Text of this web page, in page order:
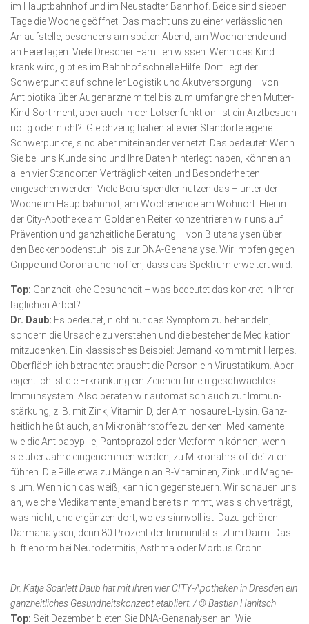
im Hauptbahnhof und im Neustädter Bahnhof. Beide sind sieben
Tage die Woche geöffnet. Das macht uns zu einer verlässlichen
Anlaufstelle, besonders am späten Abend, am Wochenende und
an Feiertagen. Viele Dresdner Familien wissen: Wenn das Kind
krank wird, gibt es im Bahnhof schnelle Hilfe. Dort liegt der
Schwerpunkt auf schneller Logistik und Akutversorgung – von
Antibiotika über Augenarzneimittel bis zum umfangreichen Mutter-
Kind-Sortiment, aber auch in der Lotsen­funktion: Ist ein Arzt­besuch
nötig oder nicht?! Gleichzeitig haben alle vier Standorte eigene
Schwerpunkte, sind aber miteinander vernetzt. Das bedeutet: Wenn
Sie bei uns Kunde sind und Ihre Daten hinterlegt haben, können an
allen vier Stand­orten Verträglich­keiten und Besonderheiten
eingesehen werden. Viele Berufspendler nutzen das – unter der
Woche im Haupt­bahnhof, am Wochen­ende am Wohnort. Hier in
der City-Apotheke am Goldenen Reiter konzentrieren wir uns auf
Präven­tion und ganzheitliche Beratung – von Blutanalysen über
den Becken­boden­­stuhl bis zur DNA-Genana­lyse. Wir impfen gegen
Grippe und Corona und hoffen, dass das Spektrum erweitert wird.
Top: Ganzheitliche Gesundheit – was bedeutet das konkret in Ihrer
täglichen Arbeit?
Dr. Daub: Es bedeutet, nicht nur das Symptom zu behandeln,
sondern die Ursache zu verstehen und die bestehende Medikation
mitzudenken. Ein klassisches Beispiel: Jemand kommt mit Herpes.
Oberflächlich betrachtet braucht die Person ein Virustatikum. Aber
eigentlich ist die Erkrankung ein Zeichen für ein geschwächtes
Immunsystem. Also beraten wir automatisch auch zur Immun­
stärkung, z. B. mit Zink, Vitamin D, der Aminosäure L-Lysin. Ganz­
heitlich heißt auch, an Mikronährstoffe zu denken. Medikamente
wie die Antibabypille, Pantoprazol oder Metformin können, wenn
sie über Jahre eingenommen werden, zu Mikronährstoffdefiziten
führen. Die Pille etwa zu Mängeln an B-Vitaminen, Zink und Mag­ne­
sium. Wenn ich das weiß, kann ich gegensteuern. Wir schauen uns
an, welche Medikamente jemand bereits nimmt, was sich verträgt,
was nicht, und ergänzen dort, wo es sinnvoll ist. Dazu gehö­ren
Darmanalysen, denn 80 Prozent der Immunität sitzt im Darm. Das
hilft enorm bei Neurodermitis, Asthma oder Morbus Crohn.
Dr. Katja Scarlett Daub hat mit ihren vier CITY-Apotheken in Dresden ein
ganzheit­liches Gesundheitskonzept etabliert. / © Bastian Hanitsch
Top: Seit Dezember bieten Sie DNA-Genanalysen an. Wie